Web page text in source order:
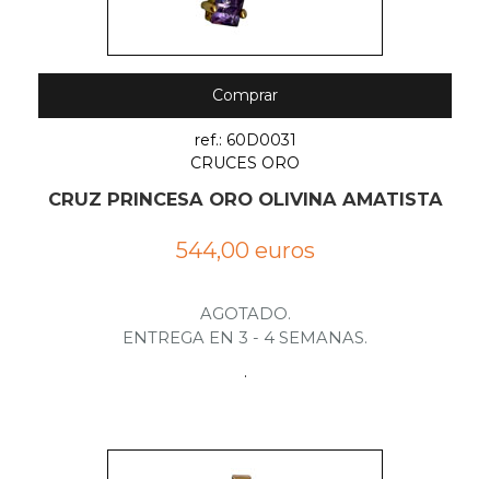
Comprar
ref.: 60D0031
CRUCES ORO
CRUZ PRINCESA ORO OLIVINA AMATISTA
544,00 euros
AGOTADO.
ENTREGA EN 3 - 4 SEMANAS.
.